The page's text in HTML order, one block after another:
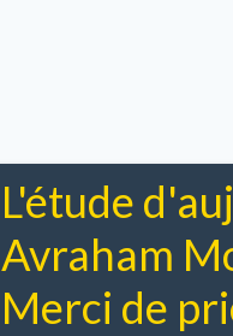
L'étude
Avraham
Merci de